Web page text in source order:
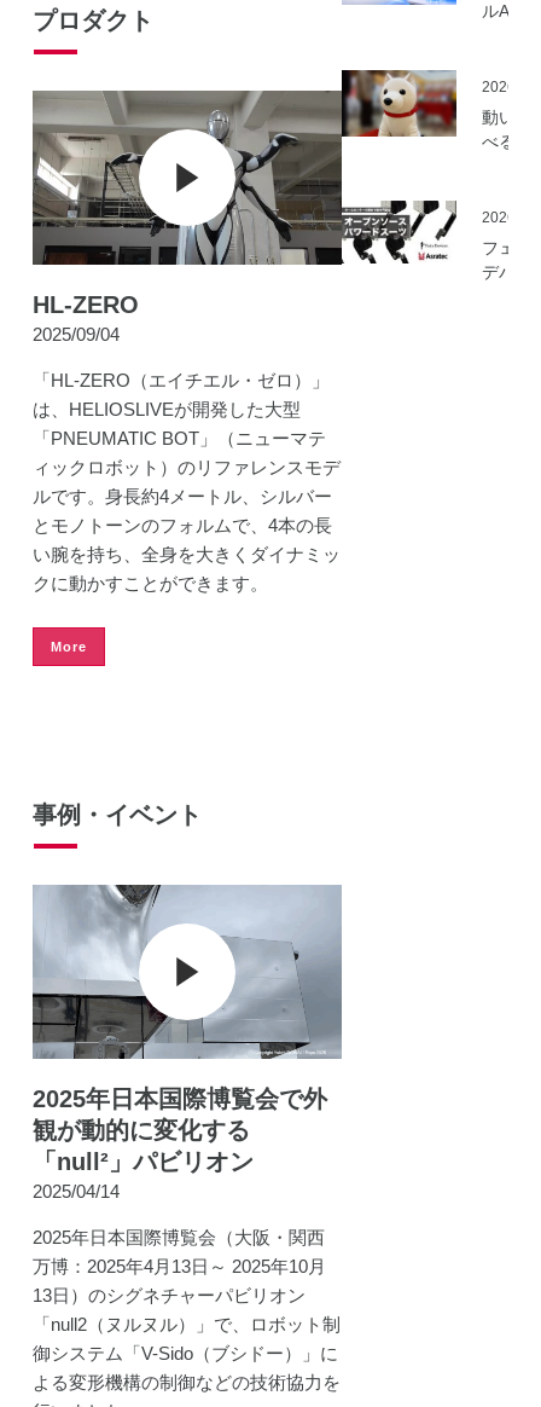
プロダクト
HL-ZERO
2025/09/04
「HL-ZERO（エイチエル・ゼロ）」
は、HELIOSLIVEが開発した大型
「PNEUMATIC BOT」（ニューマテ
ィックロボット）のリファレンスモデ
ルです。身長約4メートル、シルバー
とモノトーンのフォルムで、4本の長
い腕を持ち、全身を大きくダイナミッ
クに動かすことができます。
More
事例・イベント
2025年日本国際博覧会で外
観が動的に変化する
「null²」パビリオン
2025/04/14
2025年日本国際博覧会（大阪・関西
万博：2025年4月13日～ 2025年10月
13日）のシグネチャーパビリオン
「null2（ヌルヌル）」で、ロボット制
御システム「V-Sido（ブシドー）」に
よる変形機構の制御などの技術協力を
ルAI実
動いて
べる「
ロボッ
（バル
ロボッ
ト）」
フェア
デバイ